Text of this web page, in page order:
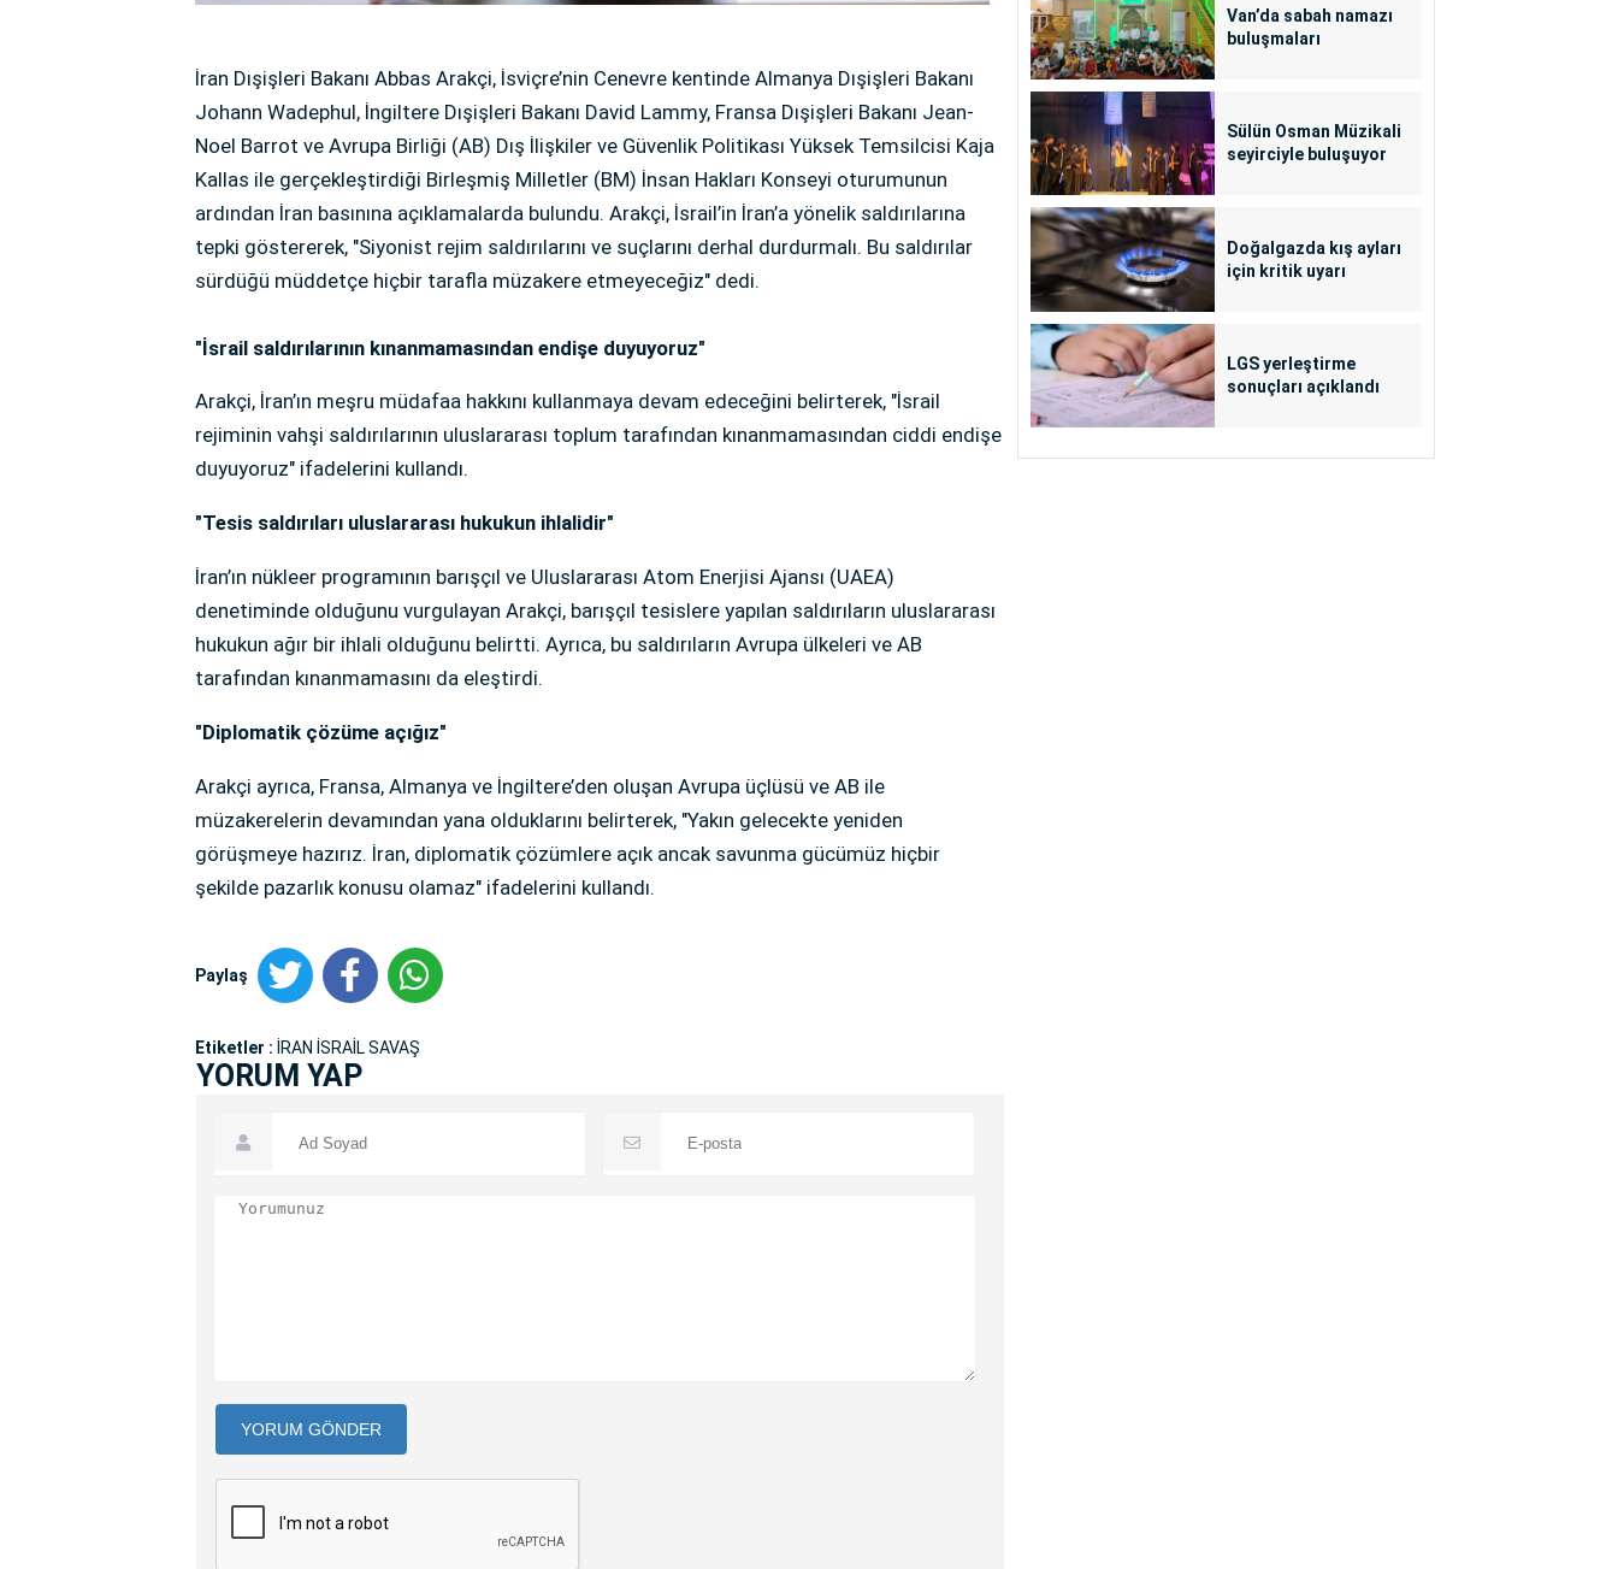
İran Dışişleri Bakanı Abbas Arakçi, İsviçre’nin Cenevre kentinde Almanya Dışişleri Bakanı
Johann Wadephul, İngiltere Dışişleri Bakanı David Lammy, Fransa Dışişleri Bakanı Jean-
Noel Barrot ve Avrupa Birliği (AB) Dış İlişkiler ve Güvenlik Politikası Yüksek Temsilcisi Kaja
Kallas ile gerçekleştirdiği Birleşmiş Milletler (BM) İnsan Hakları Konseyi oturumunun
ardından İran basınına açıklamalarda bulundu. Arakçi, İsrail’in İran’a yönelik saldırılarına
tepki göstererek, "Siyonist rejim saldırılarını ve suçlarını derhal durdurmalı. Bu saldırılar
sürdüğü müddetçe hiçbir tarafla müzakere etmeyeceğiz" dedi.
"İsrail saldırılarının kınanmamasından endişe duyuyoruz"
Arakçi, İran’ın meşru müdafaa hakkını kullanmaya devam edeceğini belirterek, "İsrail
rejiminin vahşi saldırılarının uluslararası toplum tarafından kınanmamasından ciddi endişe
duyuyoruz" ifadelerini kullandı.
"Tesis saldırıları uluslararası hukukun ihlalidir"
İran’ın nükleer programının barışçıl ve Uluslararası Atom Enerjisi Ajansı (UAEA)
denetiminde olduğunu vurgulayan Arakçi, barışçıl tesislere yapılan saldırıların uluslararası
hukukun ağır bir ihlali olduğunu belirtti. Ayrıca, bu saldırıların Avrupa ülkeleri ve AB
tarafından kınanmamasını da eleştirdi.
"Diplomatik çözüme açığız"
Arakçi ayrıca, Fransa, Almanya ve İngiltere’den oluşan Avrupa üçlüsü ve AB ile
müzakerelerin devamından yana olduklarını belirterek, "Yakın gelecekte yeniden
görüşmeye hazırız. İran, diplomatik çözümlere açık ancak savunma gücümüz hiçbir
şekilde pazarlık konusu olamaz" ifadelerini kullandı.
Paylaş
Etiketler : İRAN İSRAİL SAVAŞ
YORUM YAP
YORUM GÖNDER
Van’da sabah namazı
buluşmaları
Sülün Osman Müzikali
seyirciyle buluşuyor
Doğalgazda kış ayları
için kritik uyarı
LGS yerleştirme
sonuçları açıklandı